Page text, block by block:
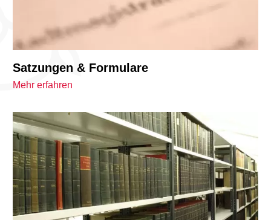
Satzungen & Formulare
Mehr erfahren